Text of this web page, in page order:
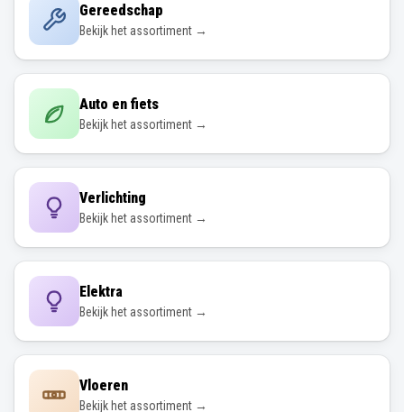
Gereedschap
Bekijk het assortiment →
Auto en fiets
Bekijk het assortiment →
Verlichting
Bekijk het assortiment →
Elektra
Bekijk het assortiment →
Vloeren
Bekijk het assortiment →